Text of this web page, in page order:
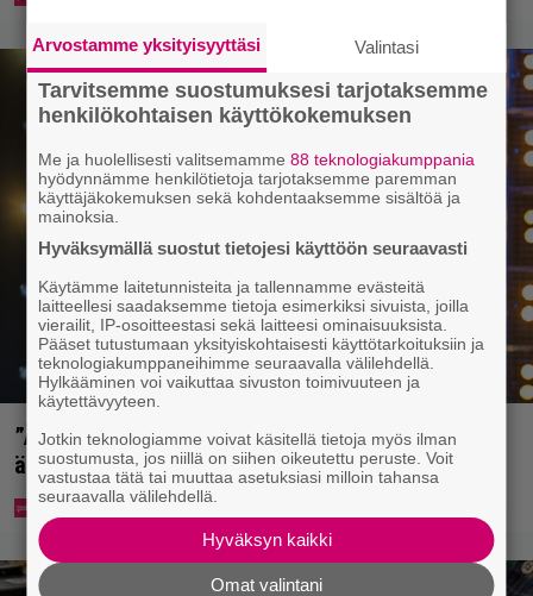
”Äiti, mitä v…” – Niina Lahtisen tytär tyrmistyi
äidistään otetusta kansikuvasta
Arvostamme yksityisyyttäsi Valintasi
Tarvitsemme suostumuksesi tarjotaksemme
henkilökohtaisen käyttökokemuksen
Me ja huolellisesti valitsemamme88 teknologiakumppania
hyödynnämme henkilötietoja tarjotaksemme paremman
käyttäjäkokemuksen sekä kohdentaaksemme sisältöä ja
mainoksia.
Hyväksymällä suostut tietojesi käyttöön seuraavasti
Käytämme laitetunnisteita ja tallennamme evästeitä
laitteellesi saadaksemme tietoja esimerkiksi sivuista, joilla
vierailit, IP-osoitteestasi sekä laitteesi ominaisuuksista.
Pääset tutustumaan yksityiskohtaisesti käyttötarkoituksiin ja
teknologiakumppaneihimme seuraavalla välilehdellä.
Hylkääminen voi vaikuttaa sivuston toimivuuteen ja
käytettävyyteen.
Jotkin teknologiamme voivat käsitellä tietoja myös ilman
suostumusta, jos niillä on siihen oikeutettu peruste. Voit
vastustaa tätä tai muuttaa asetuksiasi milloin tahansa
seuraavalla välilehdellä.
Hyväksyn kaikki
Omat valintani